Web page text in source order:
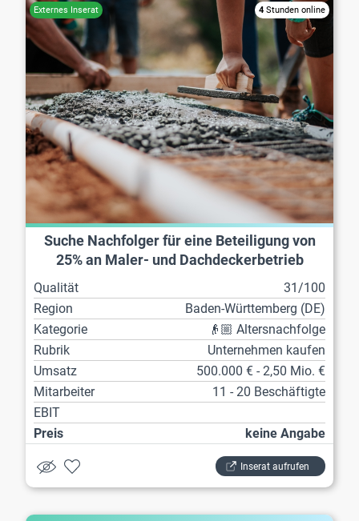
4 Stunden online
Suche Nachfolger für eine Beteiligung von
25% an Maler- und Dachdeckerbetrieb
Qualität
31/100
Region
Baden-Württemberg (DE)
Kategorie
👴🏼 Altersnachfolge
Rubrik
Unternehmen kaufen
Umsatz
500.000 € - 2,50 Mio. €
Mitarbeiter
11 - 20 Beschäftigte
EBIT
Preis
keine Angabe
Inserat aufrufen